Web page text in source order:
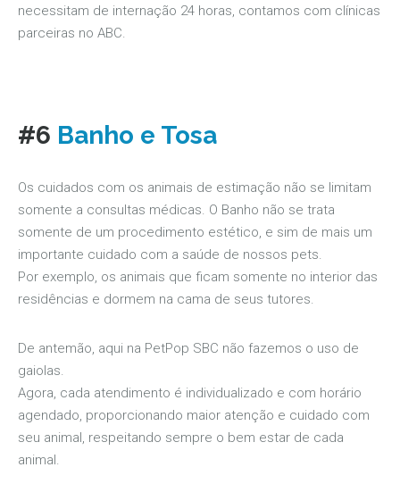
necessitam de internação 24 horas, contamos com clínicas
parceiras no ABC.
#6 Banho e Tosa
Os cuidados com os animais de estimação não se limitam
somente a consultas médicas. O Banho não se trata
somente de um procedimento estético, e sim de mais um
importante cuidado com a saúde de nossos pets.
Por exemplo, os animais que ficam somente no interior das
residências e dormem na cama de seus tutores.
De antemão, aqui na PetPop SBC não fazemos o uso de
gaiolas.
Agora, cada atendimento é individualizado e com horário
agendado, proporcionando maior atenção e cuidado com
seu animal, respeitando sempre o bem estar de cada
animal.